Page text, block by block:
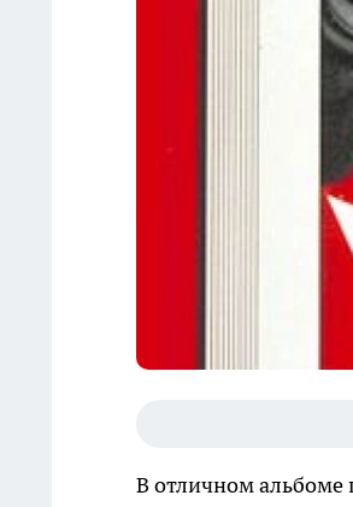
В отличном альбоме